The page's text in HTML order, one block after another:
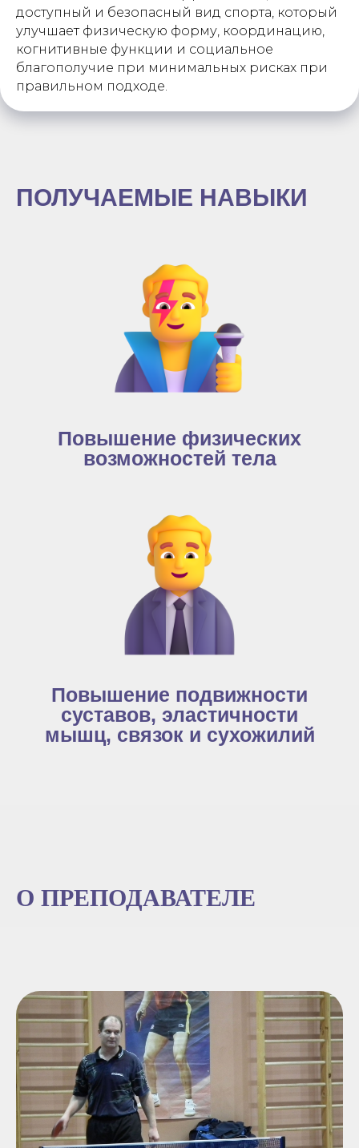
доступный и безопасный вид спорта, который
улучшает физическую форму, координацию,
когнитивные функции и социальное
благополучие при минимальных рисках при
правильном подходе.
ПОЛУЧАЕМЫЕ НАВЫКИ
Повышение физических
возможностей тела
Повышение подвижности
суставов, эластичности
мышц, связок и сухожилий
О ПРЕПОДАВАТЕЛЕ